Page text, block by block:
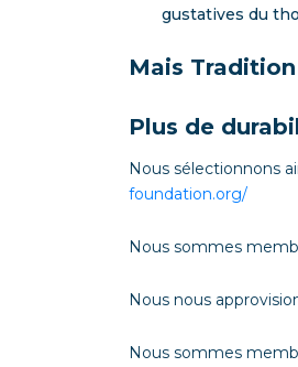
gustatives du
Mais
Plus de
Nous sélectionnons
foundation.org/
Nous sommes
Nous nous
Nous sommes